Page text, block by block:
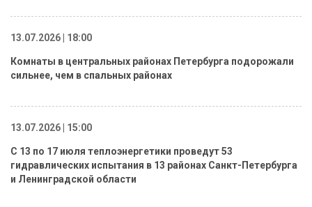
13.07.2026 | 18:00
Комнаты в центральных районах Петербурга подорожали
сильнее, чем в спальных районах
13.07.2026 | 15:00
С 13 по 17 июля теплоэнергетики проведут 53
гидравлических испытания в 13 районах Санкт-Петербурга
и Ленинградской области